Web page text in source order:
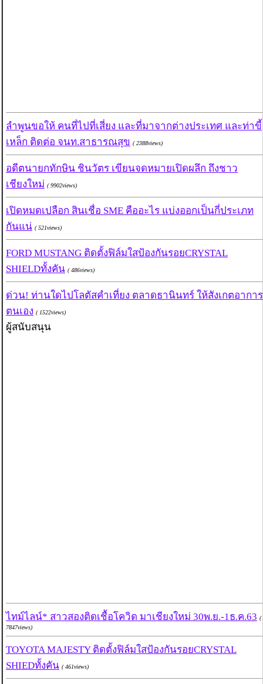
ลำพูนขอให้ คนที่ไปที่เสี่ยง และที่มาจากต่างประเทศ และท่าขี้
เหล็ก ติดต่อ จนท.สาธารณสุข ( 2388views)
อดีตนายกทักษิน ชินวัตร เขียนจดหมายเปิดผลึก ถึงชาว
เชียงใหม่ ( 9902views)
เปิดหมดเปลือก สินเชื่อ SME คืออะไร แบ่งออกเป็นกี่ประเภท
กันแน่ ( 521views)
FORD MUSTANG ติดตั้งฟิล์มใสป้องกันรอยCRYSTAL
SHIELDทั้งคัน ( 486views)
ด่วน! ท่านใดไปโลตัสคำเที่ยง ตลาดธานินทร์ ให้สังเกตอาการ
ตนเอง ( 1522views)
ผู้สนับสนุน
ไทม์ไลน์* สาวสองติดเชื้อโควิด มาเชียงใหม่ 30พ.ย.-1ธ.ค.63 (
7847views)
TOYOTA MAJESTY ติดตั้งฟิล์มใสป้องกันรอยCRYSTAL
SHIEDทั้งคัน ( 461views)